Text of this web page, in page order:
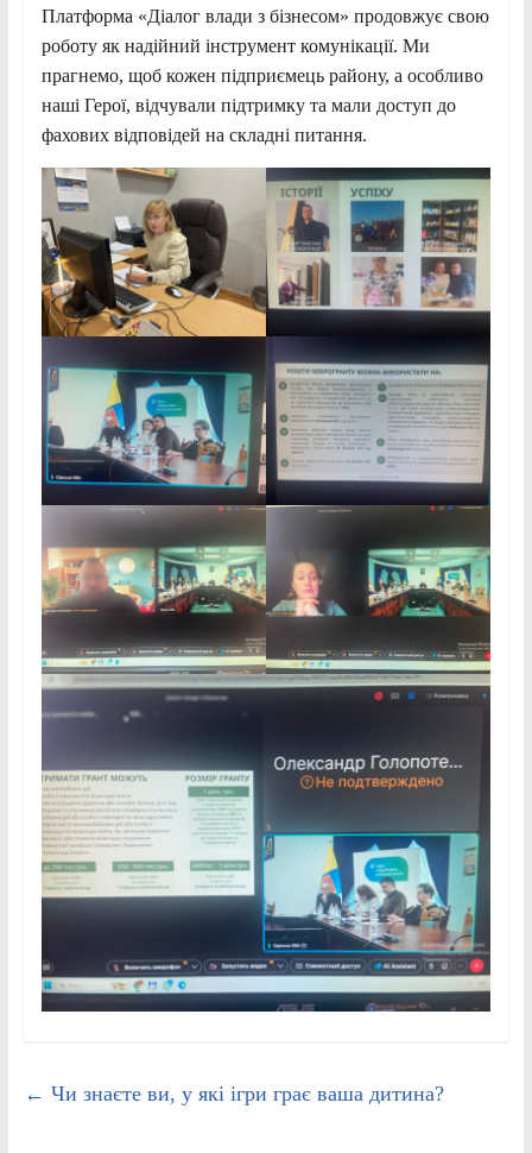
Платформа «Діалог влади з бізнесом» продовжує свою
роботу як надійний інструмент комунікації. Ми
прагнемо, щоб кожен підприємець району, а особливо
наші Герої, відчували підтримку та мали доступ до
фахових відповідей на складні питання.
← Чи знаєте ви, у які ігри грає ваша дитина?